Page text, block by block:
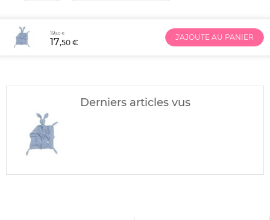
19,50 €
17,50 €
J'AJOUTE AU PANIER
Derniers articles vus